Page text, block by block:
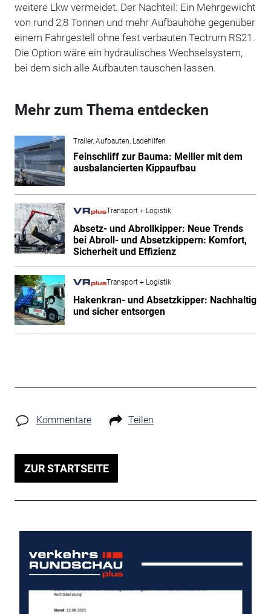
weitere Lkw vermeidet. Der Nachteil: Ein Mehrgewicht
von rund 2,8 Tonnen und mehr Aufbauhöhe gegenüber
einem Fahrgestell ohne fest verbauten Tectrum RS21.
Die Option wäre ein hydraulisches Wechselsystem,
bei dem sich alle Aufbauten tauschen lassen.
Mehr zum Thema entdecken
Trailer, Aufbauten, Ladehilfen
Feinschliff zur Bauma: Meiller mit dem
ausbalancierten Kippaufbau
Transport + Logistik
Absetz- und Abrollkipper: Neue Trends
bei Abroll- und Absetzkippern: Komfort,
Sicherheit und Effizienz
Transport + Logistik
Hakenkran- und Absetzkipper: Nachhaltig
und sicher entsorgen
Kommentare Teilen
ZUR STARTSEITE